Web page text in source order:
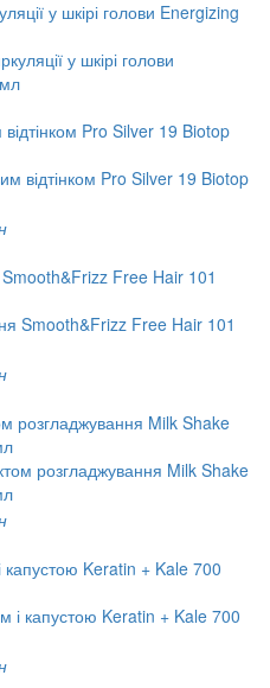
у шкірі голови Energizing
Pro Silver 19 Biotop
Free Hair 101
розгладжування Milk Shake
капустою Keratin + Kale 700